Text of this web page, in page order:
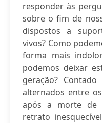
responder às
sobre o fim de
dispostos a
vivos? Como
forma mais
podemos deixar
geração?
alternados entre
após a morte de
retrato